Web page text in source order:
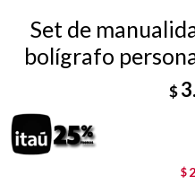
Set de
bolígrafo
$
$